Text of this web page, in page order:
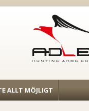
ALLT MÖJLIGT